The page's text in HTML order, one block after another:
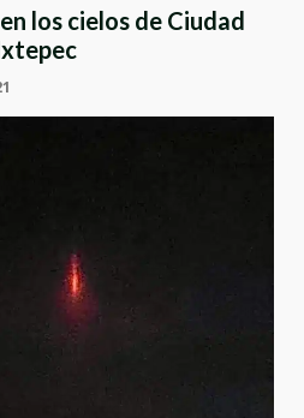
los cielos de Ciudad